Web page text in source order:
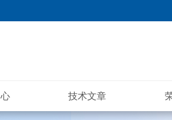
技术文章